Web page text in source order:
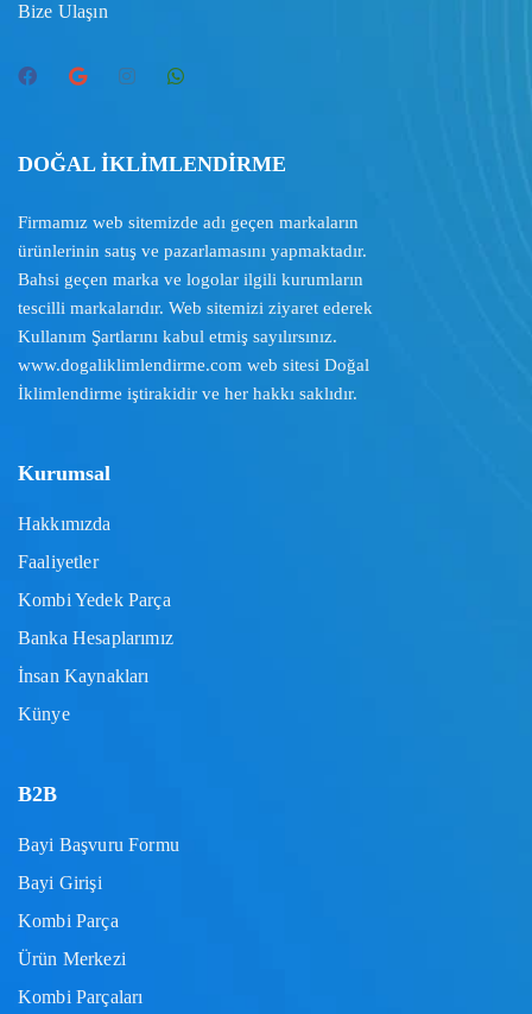
Bize Ulaşın
DOĞAL İKLİMLENDİRME
Firmamız web sitemizde adı geçen markaların
ürünlerinin satış ve pazarlamasını yapmaktadır.
Bahsi geçen marka ve logolar ilgili kurumların
tescilli markalarıdır. Web sitemizi ziyaret ederek
Kullanım Şartlarını kabul etmiş sayılırsınız.
www.dogaliklimlendirme.com web sitesi Doğal
İklimlendirme iştirakidir ve her hakkı saklıdır.
Kurumsal
Hakkımızda
Faaliyetler
Kombi Yedek Parça
Banka Hesaplarımız
İnsan Kaynakları
Künye
B2B
Bayi Başvuru Formu
Bayi Girişi
Kombi Parça
Ürün Merkezi
Kombi Parçaları